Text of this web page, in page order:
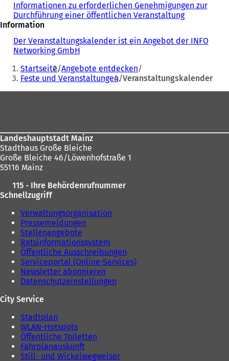
Informationen zu erforderlichen Genehmigungen zur
Durchführung einer öffentlichen Veranstaltung
Information
Der Veranstaltungskalender ist ein Angebot der INFO
Networking GmbH
Sie
befinden
sich
Startseite Angebote entdecken
Feste und Veranstaltungen Veranstaltungskalender
Landeshauptstadt Mainz
Stadthaus Große Bleiche
Große Bleiche 46/Löwenhofstraße 1
55116 Mainz
115 - Ihre Behördenrufnummer
Schnellzugriff
Verwaltungsorganisation
Pressemeldungen
Stellenangebote
Ratsinformationssystem
Öffentliche Ausschreibungen
Serviceportal (Online-Services)
Newsletter abonnieren
Datenschutzeinstellungen
City Service
Stadtplan
WLAN-Hotspots
Öffentliche Toiletten
Fahrplanauskunft
Still- und Wickelwegweiser